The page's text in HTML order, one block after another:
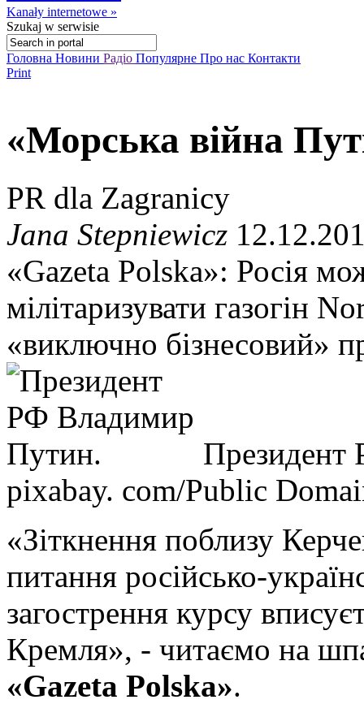
Kanały internetowe »
Szukaj w serwisie
Головна Новини Радіо Популярне Про нас Контакти
Print
«Морська війна
PR dla Zagranicy
Jana Stepniewicz
«Gazeta Polska»: Росія
мілітаризувати газогін
«виключно бізнесовий»
pixabay. com/Public
«Зіткнення поблизу
питання російсько-
загострення курсу
Кремля», - читаємо на
«Gazeta Polska».